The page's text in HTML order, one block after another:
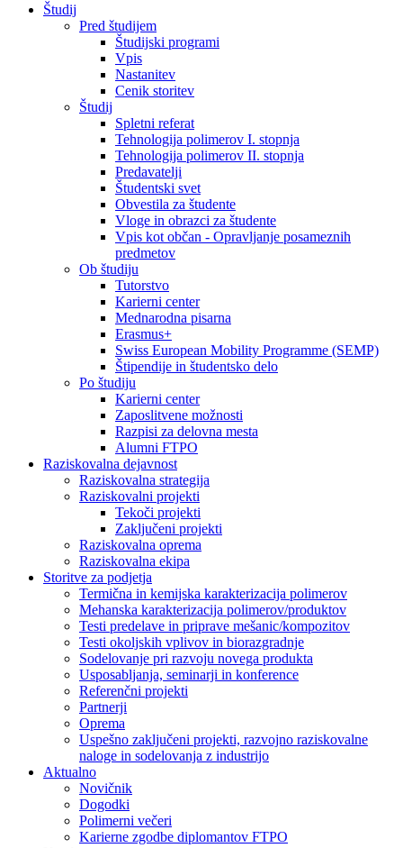
Študij
Pred študijem
Študijski programi
Vpis
Nastanitev
Cenik storitev
Študij
Spletni referat
Tehnologija polimerov I. stopnja
Tehnologija polimerov II. stopnja
Predavatelji
Študentski svet
Obvestila za študente
Vloge in obrazci za študente
Vpis kot občan - Opravljanje posameznih
predmetov
Ob študiju
Tutorstvo
Karierni center
Mednarodna pisarna
Erasmus+
Swiss European Mobility Programme (SEMP)
Štipendije in študentsko delo
Po študiju
Karierni center
Zaposlitvene možnosti
Razpisi za delovna mesta
Alumni FTPO
Raziskovalna dejavnost
Raziskovalna strategija
Raziskovalni projekti
Tekoči projekti
Zaključeni projekti
Raziskovalna oprema
Raziskovalna ekipa
Storitve za podjetja
Termična in kemijska karakterizacija polimerov
Mehanska karakterizacija polimerov/produktov
Testi predelave in priprave mešanic/kompozitov
Testi okoljskih vplivov in biorazgradnje
Sodelovanje pri razvoju novega produkta
Usposabljanja, seminarji in konference
Referenčni projekti
Partnerji
Oprema
Uspešno zaključeni projekti, razvojno raziskovalne
naloge in sodelovanja z industrijo
Aktualno
Novičnik
Dogodki
Polimerni večeri
Karierne zgodbe diplomantov FTPO